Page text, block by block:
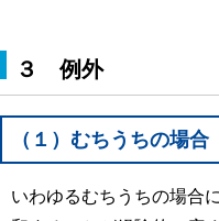
３ 例外
（１）むちうちの場合
いわゆるむちうちの場合